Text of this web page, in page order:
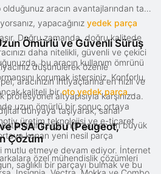
aracın avantajlarından tam
yapacağınız yedek parça
Doğru zamanda, doğru kalitede
daha nitelikli, güvenli ve çekici
düşünülerek özenle
aracınızın ihtiyaçlarına en hızlı ve
altyapısıyla karşınızda.
dünyaya taşıyarak, sanal
için her zaman en büyük
Ömürlü ve Güvenli Sürüş
bu aracın kullanım ömrünü
korumak istersiniz. Konforlu,
kaliteli biroto yedek parça
uzun ömürlü bir sonuç ortaya
üretim teknolojisi ve e-ticaret
konan yeni nesil parça
mutlu etmeye devam ediyor. İnternet
sağlıklı bir parçayı bulmak ve bu
PSA Grubu (Peugeot,
Çözüm
özel mühendislik çözümleri